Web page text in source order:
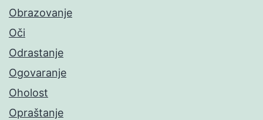
Obrazovanje
Oči
Odrastanje
Ogovaranje
Oholost
Opraštanje